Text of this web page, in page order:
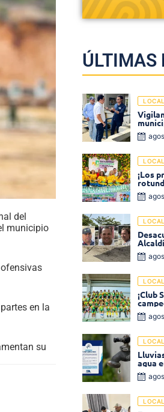
del
municipio
en la
su
ÚLTIMAS
¡Los
venta
¡Club
agua
Sierra